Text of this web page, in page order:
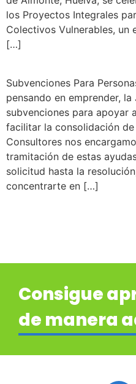
los Proyectos Integrales
Colectivos Vulnerables, un
[…]
Subvenciones Para
pensando en emprender,
subvenciones para apoyar
facilitar la consolidación
Consultores nos
tramitación de estas
solicitud hasta la
concentrarte en […]
Consigue
de manera